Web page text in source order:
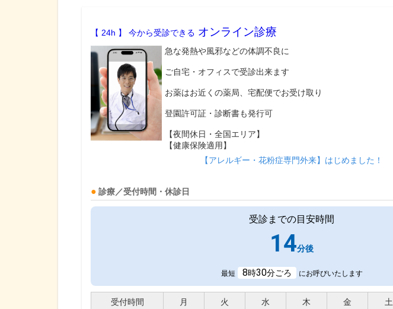
【 24h 】 今から受診できる オンライン診療
急な発熱や風邪などの体調不良に
ご自宅・オフィスで受診出来ます
お薬はお近くの薬局、宅配便でお受け取り
登園許可証・診断書も発行可
【夜間休日・全国エリア】
【健康保険適用】
【アレルギー・花粉症専門外来】はじめました！
診療／受付時間・休診日
受診までの目安時間
14分後
最短 8時30分ごろ にお呼びいたします
受付時間 月 火 水 木 金 土